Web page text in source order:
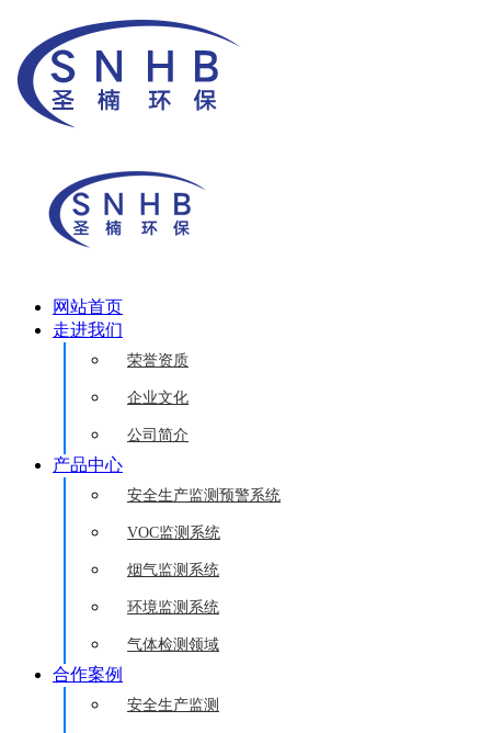
网站首页
走进我们
荣誉资质
企业文化
公司简介
产品中心
安全生产监测预警系统
VOC监测系统
烟气监测系统
环境监测系统
气体检测领域
合作案例
安全生产监测